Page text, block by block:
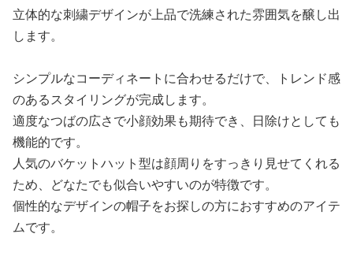
立体的な刺繍デザインが上品で洗練された雰囲気を醸し出
します。
シンプルなコーディネートに合わせるだけで、トレンド感
のあるスタイリングが完成します。
適度なつばの広さで小顔効果も期待でき、日除けとしても
機能的です。
人気のバケットハット型は顔周りをすっきり見せてくれる
ため、どなたでも似合いやすいのが特徴です。
個性的なデザインの帽子をお探しの方におすすめのアイテ
ムです。